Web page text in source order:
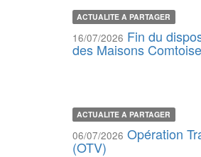
ACTUALITE A PARTAGER
16/07/2026 Fin du
des Maisons
ACTUALITE A PARTAGER
06/07/2026 Opération
(OTV)